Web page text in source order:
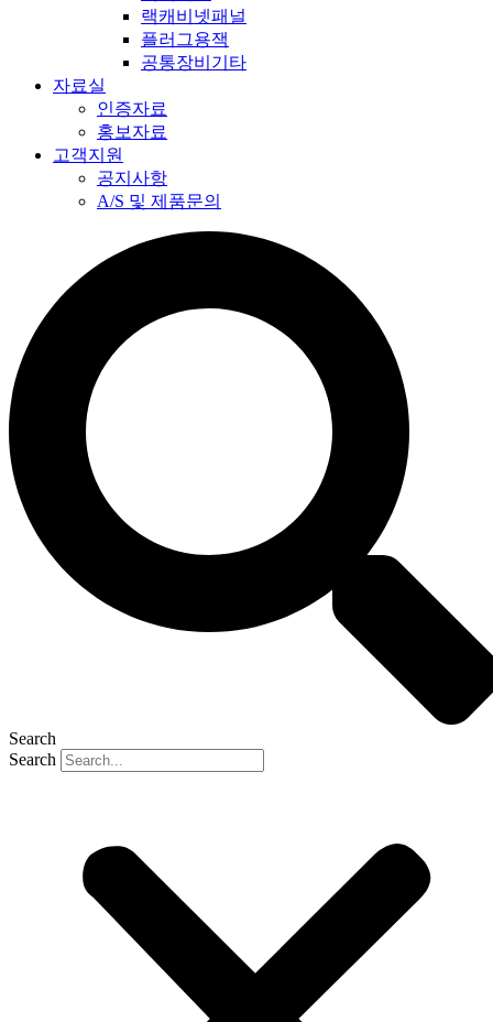
랙캐비넷패널
플러그용잭
공통장비기타
자료실
인증자료
홍보자료
고객지원
공지사항
A/S 및 제품문의​
Search
Search